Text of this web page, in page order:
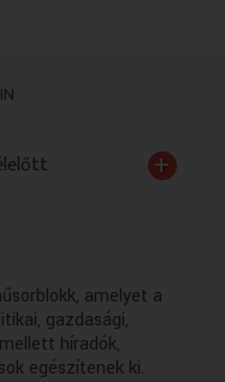
+
amelyet a
gazdasági,
híradók,
egészítenek ki.